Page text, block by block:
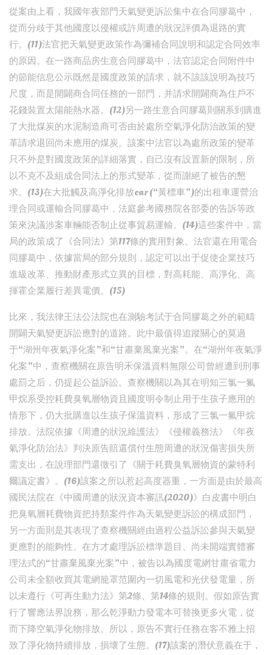
從案由上看，我國年夜部門天氣變更訴訟集中在合同膠葛中，
從而分歧于其他國度以侵權或許周遭的狀況評價為退路的實
行。(11)法官把天氣變更政策作為彌補合同說明和認定合同效率
的原因。在一路商品房生意合同膠葛中，法官認定合同附件中
的節能信息公示既然是國度政策的請求，就不該該說明為技巧
尺度，而是開闢商合同任務的一部門，并請求開闢商為住戶不
花錢裝置太陽能熱水器。(12)另一路生意合同膠葛則關系到購進
了大批煤炭的水泥制造商可否由於處所空氣淨化防治政策的變
革請求退回尚未應用的煤炭。該案中法官以為處所政策的變革
只不外是對國度政策的詳細落實，自己沒有設置新的限制，所
以不克不及組成合同法上的形式變革，從而謝絕了被告的懇
求。(13)在大批觸及高淨化排放car (“黃標車”)的出租車運營治
理合同或運輸合同膠葛中，法庭參考國務院各部委的告訴等政
策來決議涉案車輛能否制止從事貿易運輸。(14)這些案件中，當
局的政策成了《合同法》第117條的實用對象。法官還在用電合
同膠葛中，依據當局的部分規則，認定可以出于促使企業技巧
進級改革、推動財產形式立異的目標，對高耗能、高淨化、高
揮霍企業履行差異電價。(15)
比來，我法律王法公法院也在測驗考試于合同膠葛之外的範疇
開闢天氣變更訴訟應對的道路。此中最值得追蹤關心的莫過
于“湖州年夜氣淨化案”和“甘肅棄風棄光案”。在“湖州年夜氣淨
化案”中，查察機關在原告明禾保溫資料無限公司曾經遭到刑事
處罰之后，仍提起公益訴訟。查察機關以為其在明知三氯一氟
甲烷系受控耗費臭氧層物資且國度明令制止用于生孩子應用的
情形下，仍大批購進以生孩子保溫資料，形成了三氯一氟甲烷
排放。法院依據《周遭的狀況維護法》《侵權義務法》《年夜
氣淨化防治法》判決原告賠還償付生態周遭的狀況傷害損失所
需支出，在說理部門還徵引了《關于耗費臭氧層物資的蒙特利
爾議定書》。(16)該案之所以惹起高度器重，一方面是由於最高
國民法院在《中國周遭的狀況資本審訊(2020)》白皮書中明白
把臭氧層耗費物資把持類案件作為天氣變更訴訟的構成部門，
另一方面則是其表現了查察機關經由過程公益訴訟參與天氣變
更應對的能夠性。在方才處理訴訟標準題目、尚未開端實體審
理法式的“甘肅棄風棄光案”中，被告以為國度電網甘肅省電力
公司未全額收買其電網籠罩范圍內一切風電和光伏發電量，所
以未遵行《可再生動力法》第2條、第14條的規則。假如原告實
行了響應法界說務，那么乾淨動力發電本可替換更多火電，從
而下降空氣淨化物排放。所以，原告不實行任務在客不雅上招
致了淨化物持續排放，損壞了生態。(17)該案的潛伏意義在于，